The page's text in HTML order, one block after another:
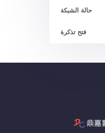
حالة الشبكة
فتح تذكرة